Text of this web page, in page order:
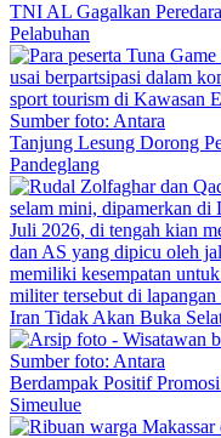
TNI AL Gagalkan
Pelabuhan
Tanjung Lesung Dorong
Pandeglang
Iran Tidak Akan Buka
Berdampak Positif
Simeulue